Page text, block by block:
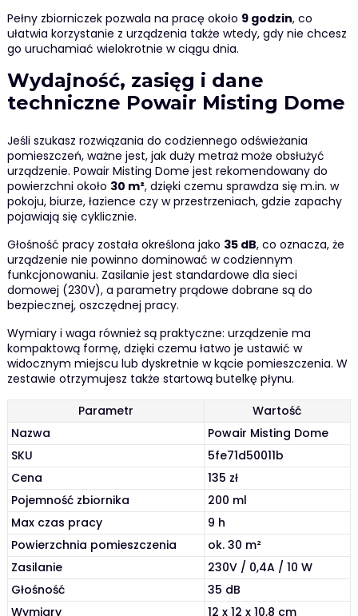
Pełny zbiorniczek pozwala na pracę około 9 godzin, co
ułatwia korzystanie z urządzenia także wtedy, gdy nie chcesz
go uruchamiać wielokrotnie w ciągu dnia.
Wydajność, zasięg i dane
techniczne Powair Misting Dome
Jeśli szukasz rozwiązania do codziennego odświeżania
pomieszczeń, ważne jest, jak duży metraż może obsłużyć
urządzenie. Powair Misting Dome jest rekomendowany do
powierzchni około 30 m², dzięki czemu sprawdza się m.in. w
pokoju, biurze, łazience czy w przestrzeniach, gdzie zapachy
pojawiają się cyklicznie.
Głośność pracy została określona jako 35 dB, co oznacza, że
urządzenie nie powinno dominować w codziennym
funkcjonowaniu. Zasilanie jest standardowe dla sieci
domowej (230V), a parametry prądowe dobrane są do
bezpiecznej, oszczędnej pracy.
Wymiary i waga również są praktyczne: urządzenie ma
kompaktową formę, dzięki czemu łatwo je ustawić w
widocznym miejscu lub dyskretnie w kącie pomieszczenia. W
zestawie otrzymujesz także startową butelkę płynu.
Parametr
Wartość
Nazwa
Powair Misting Dome
SKU
5fe71d50011b
Cena
135 zł
Pojemność zbiornika
200 ml
Max czas pracy
9 h
Powierzchnia pomieszczenia
ok. 30 m²
Zasilanie
230V / 0,4A / 10 W
Głośność
35 dB
Wymiary
12 x 12 x 10,8 cm